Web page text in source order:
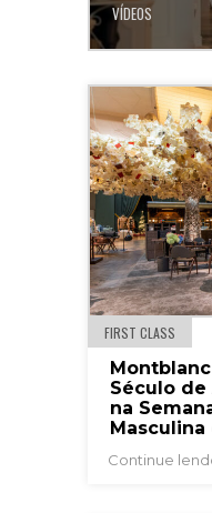
VÍDEOS
FIRST CLASS
Século
na
Masculina
Continue